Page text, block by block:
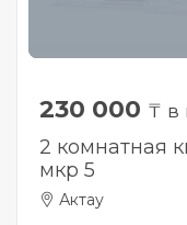
230 000 ₸ в
2 комнатная
мкр 5
Актау